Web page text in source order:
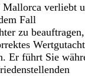
Mallorca verliebt
Fall
zu
Er führt Sie